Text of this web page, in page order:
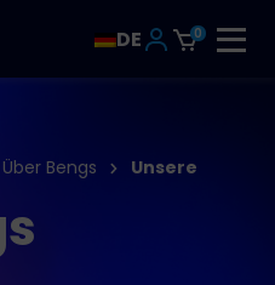
DE 0
Über Bengs
Unsere